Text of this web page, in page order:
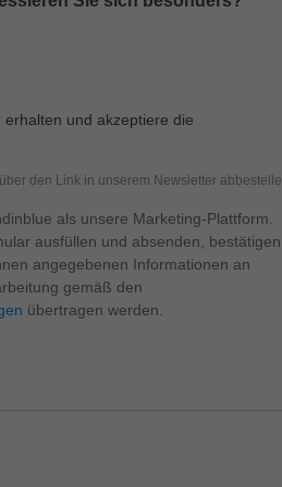
und akzeptiere die
den Link in unserem Newsletter
als unsere Marketing-Plattform.
ausfüllen und absenden, bestätigen
angegebenen Informationen an
gemäß den
übertragen werden.
53600496-1
identifiziert die Besucher nach
des Google Tag Manager, um
Anzeigenplatzierung zu vereinfachen.